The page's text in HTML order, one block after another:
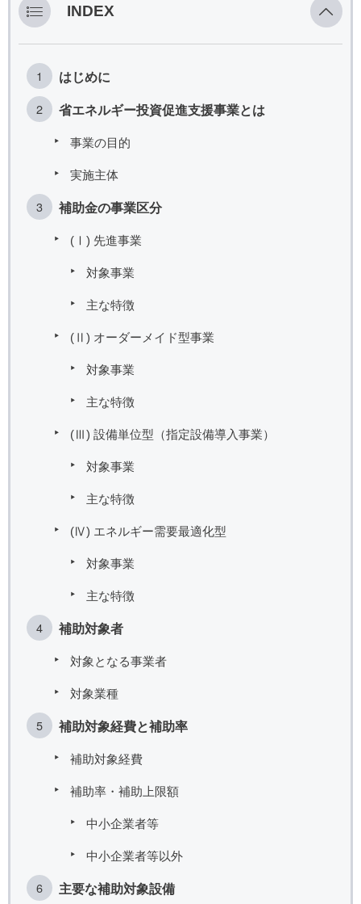
INDEX
はじめに
省エネルギー投資促進支援事業とは
事業の目的
実施主体
補助金の事業区分
(Ⅰ) 先進事業
対象事業
主な特徴
(Ⅱ) オーダーメイド型事業
対象事業
主な特徴
(Ⅲ) 設備単位型（指定設備導入事業）
対象事業
主な特徴
(Ⅳ) エネルギー需要最適化型
対象事業
主な特徴
補助対象者
対象となる事業者
対象業種
補助対象経費と補助率
補助対象経費
補助率・補助上限額
中小企業者等
中小企業者等以外
主要な補助対象設備